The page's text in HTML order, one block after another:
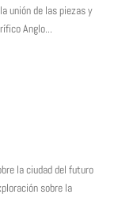
unión de las piezas y
Anglo...
la ciudad del futuro
sobre la